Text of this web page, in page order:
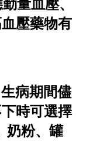
量血壓、
壓藥物有
病期間儘
時可選擇
奶粉、罐